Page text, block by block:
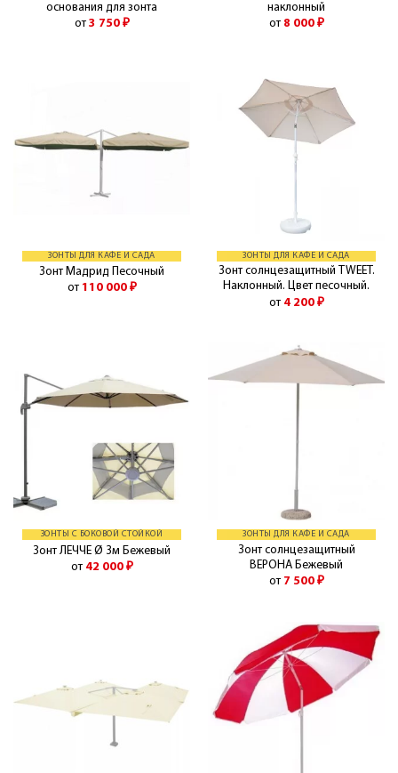
основания для зонта
от 3 750 ₽
наклонный
от 8 000 ₽
ЗОНТЫ ДЛЯ КАФЕ И САДА
Зонт Мадрид Песочный
от 110 000 ₽
ЗОНТЫ ДЛЯ КАФЕ И САДА
Зонт солнцезащитный TWEET.
Наклонный. Цвет песочный.
от 4 200 ₽
ЗОНТЫ С БОКОВОЙ СТОЙКОЙ
Зонт ЛЕЧЧЕ Ø 3м Бежевый
от 42 000 ₽
ЗОНТЫ ДЛЯ КАФЕ И САДА
Зонт солнцезащитный
ВЕРОНА Бежевый
от 7 500 ₽